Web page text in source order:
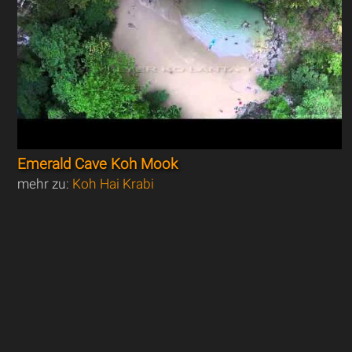
Emerald Cave Koh Mook
mehr zu: Koh Hai Krabi